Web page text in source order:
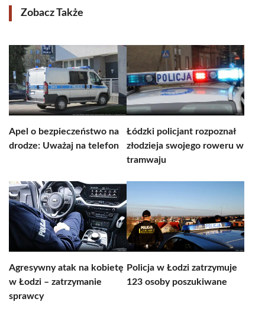
Zobacz Także
Apel o bezpieczeństwo na
drodze: Uważaj na telefon
Łódzki policjant rozpoznał
złodzieja swojego roweru w
tramwaju
Agresywny atak na kobietę
w Łodzi – zatrzymanie
sprawcy
Policja w Łodzi zatrzymuje
123 osoby poszukiwane